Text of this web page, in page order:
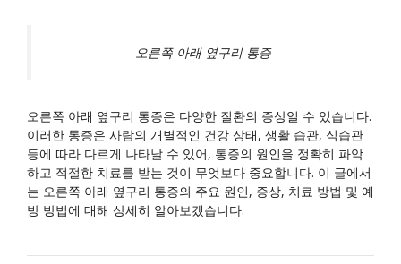
오른쪽 아래 옆구리 통증
오른쪽 아래 옆구리 통증은 다양한 질환의 증상일 수 있습니다.
이러한 통증은 사람의 개별적인 건강 상태, 생활 습관, 식습관
등에 따라 다르게 나타날 수 있어, 통증의 원인을 정확히 파악
하고 적절한 치료를 받는 것이 무엇보다 중요합니다. 이 글에서
는 오른쪽 아래 옆구리 통증의 주요 원인, 증상, 치료 방법 및 예
방 방법에 대해 상세히 알아보겠습니다.